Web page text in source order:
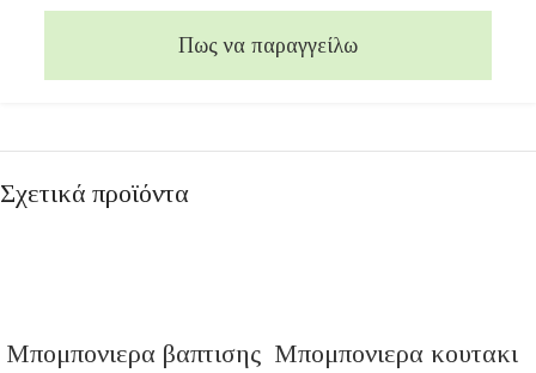
Πως να παραγγείλω
Σχετικά προϊόντα
Μπομπονιερα βαπτισης Μπομπονιερα κουτακι